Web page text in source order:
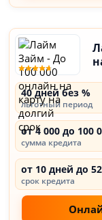
40 дней без %
льготный период
от 4 000 до 100
сумма кредита
от 10 дней до
срок кредита